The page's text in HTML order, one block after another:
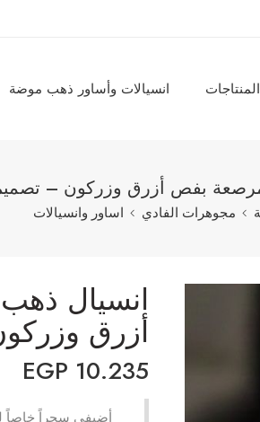
انسيالات وأساور ذهب موضة
مجوهرات الفادي اساور وانسيالات
أزرق
10.235
EGP